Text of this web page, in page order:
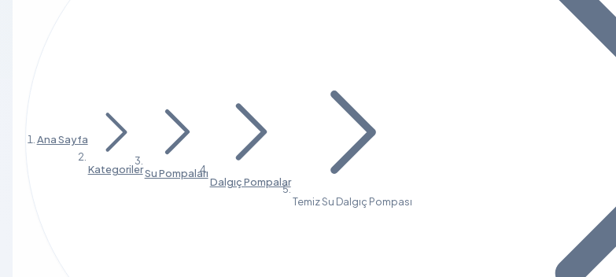
Ana Sayfa
KategorilerSu Pompaları
Dalgıç Pompalar
Temiz Su Dalgıç Pompası